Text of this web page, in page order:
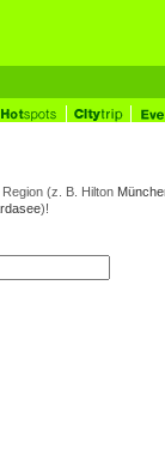
(z. B. Hilton
)!